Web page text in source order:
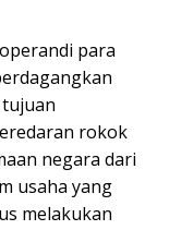
para
rokok
negara dari
usaha yang
melakukan